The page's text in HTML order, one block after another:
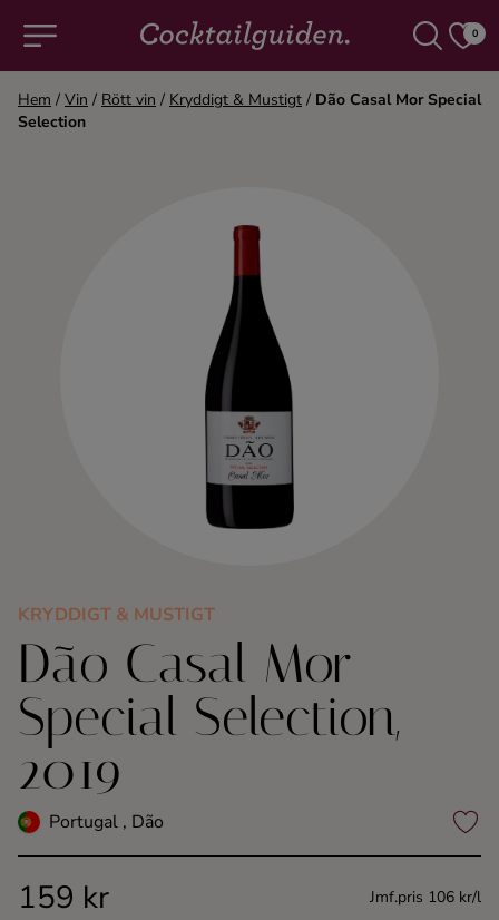
0
COCKTAILS & DRINKAR
Likör
Rom
Shots
Tequila
Vodka
Hem / Vin / Rött vin / Kryddigt & Mustigt / Dão Casal Mor Special
Selection
KRYDDIGT & MUSTIGT
Dão Casal Mor
Special Selection,
2019
Portugal , Dão
159 kr Jmf.pris 106 kr/l